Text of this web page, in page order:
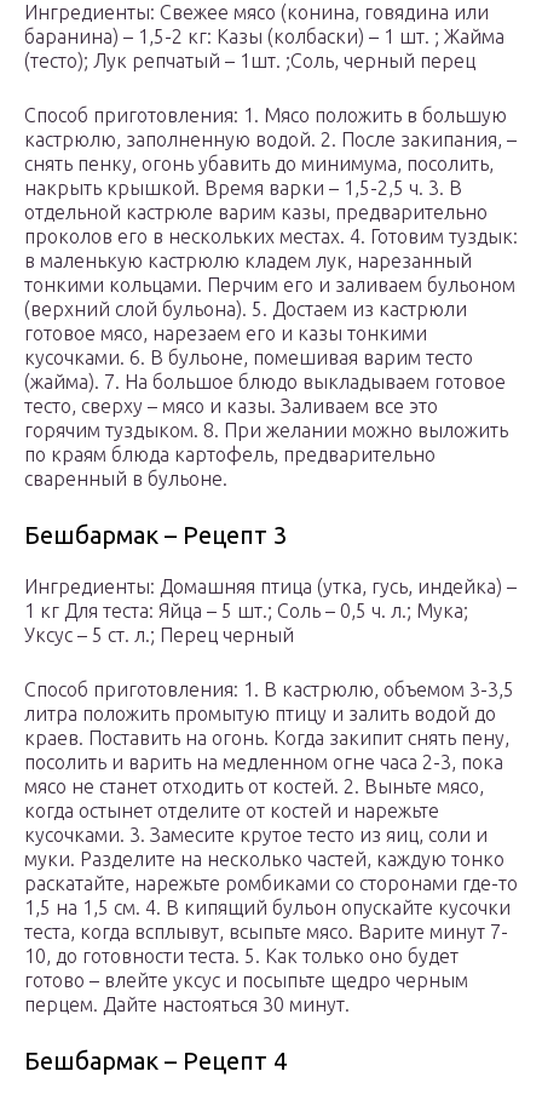
Ингредиенты: Свежее мясо (конина, говядина или
баранина) – 1,5-2 кг: Казы (колбаски) – 1 шт. ; Жайма
(тесто); Лук репчатый – 1шт. ;Соль, черный перец
Способ приготовления: 1. Мясо положить в большую
кастрюлю, заполненную водой. 2. После закипания, –
снять пенку, огонь убавить до минимума, посолить,
накрыть крышкой. Время варки – 1,5-2,5 ч. 3. В
отдельной кастрюле варим казы, предварительно
проколов его в нескольких местах. 4. Готовим туздык:
в маленькую кастрюлю кладем лук, нарезанный
тонкими кольцами. Перчим его и заливаем бульоном
(верхний слой бульона). 5. Достаем из кастрюли
готовое мясо, нарезаем его и казы тонкими
кусочками. 6. В бульоне, помешивая варим тесто
(жайма). 7. На большое блюдо выкладываем готовое
тесто, сверху – мясо и казы. Заливаем все это
горячим туздыком. 8. При желании можно выложить
по краям блюда картофель, предварительно
сваренный в бульоне.
Бешбармак – Рецепт 3
Ингредиенты: Домашняя птица (утка, гусь, индейка) –
1 кг Для теста: Яйца – 5 шт.; Соль – 0,5 ч. л.; Мука;
Уксус – 5 ст. л.; Перец черный
Способ приготовления: 1. В кастрюлю, объемом 3-3,5
литра положить промытую птицу и залить водой до
краев. Поставить на огонь. Когда закипит снять пену,
посолить и варить на медленном огне часа 2-3, пока
мясо не станет отходить от костей. 2. Выньте мясо,
когда остынет отделите от костей и нарежьте
кусочками. 3. Замесите крутое тесто из яиц, соли и
муки. Разделите на несколько частей, каждую тонко
раскатайте, нарежьте ромбиками со сторонами где-то
1,5 на 1,5 см. 4. В кипящий бульон опускайте кусочки
теста, когда всплывут, всыпьте мясо. Варите минут 7-
10, до готовности теста. 5. Как только оно будет
готово – влейте уксус и посыпьте щедро черным
перцем. Дайте настояться 30 минут.
Бешбармак – Рецепт 4